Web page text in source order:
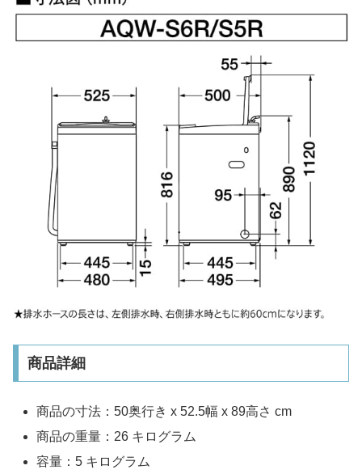
商品詳細
商品の寸法：50奥行き x 52.5幅 x 89高さ cm
商品の重量：26 キログラム
容量：5 キログラム